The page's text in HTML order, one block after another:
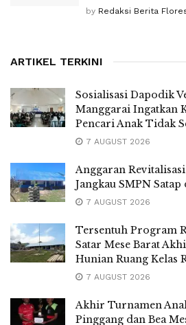
by Redaksi Berita
ARTIKEL TERKINI
Sosialisasi Dapodik
Manggarai Ingatkan
Pencari Anak Tidak
7 AUGUST 2026
Anggaran
Jangkau SMPN
7 AUGUST 2026
Tersentuh Program
Satar Mese Barat
Hunian Ruang Kelas
7 AUGUST 2026
Akhir Turnamen
Pinggang dan Bea